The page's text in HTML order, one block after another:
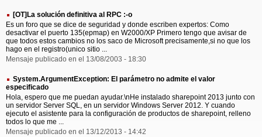
[OT]La solución definitiva al RPC :-o
Es un foro que se dice de seguridad y donde escriben expertos: Como
desactivar el puerto 135(epmap) en W2000/XP Primero tengo que avisar de
que todos estos cambios no los saco de Microsoft precisamente,si no que los
hago en el registro(unico sitio ...
Mensaje publicado en el 13/08/2003 - 18:30
System.ArgumentException: El parámetro no admite el valor
especificado
Hola, espero que me puedan ayudar.\nHe instalado sharepoint 2013 junto con
un servidor Server SQL, en un servidor Windows Server 2012. Y cuando
ejecuto el asistente para la configuración de productos de sharepoint, relleno
todos lo que me ...
Mensaje publicado en el 13/12/2013 - 14:42